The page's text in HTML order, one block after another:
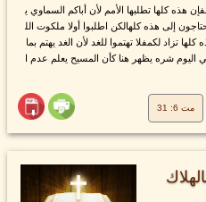
هذه كلها تطلبها الأمم لأن أباكم السماوي ي
إلى هذه كلهالكن اطلبوا أولا ملكوت الل
كلها تزاد لكمفلا تهتموا للغد لأن الغد يهتم بما
اليوم شره يظهر هنا كأن المسيح يعلم عدم ا
مت 6: 31